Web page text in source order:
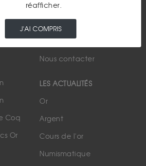
Coq
Or
Parutions dans les médias
Nous contacter
LES ACTUALITÉS
Or
Argent
Cours de l'or
Numismatique
réafficher.
J'AI COMPRIS